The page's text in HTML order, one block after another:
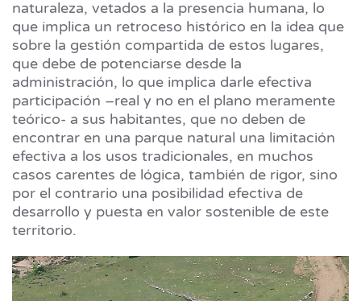
naturaleza, vetados a la presencia humana, lo
que implica un retroceso histórico en la idea que
sobre la gestión compartida de estos lugares,
que debe de potenciarse desde la
administración, lo que implica darle efectiva
participación –real y no en el plano meramente
teórico- a sus habitantes, que no deben de
encontrar en una parque natural una limitación
efectiva a los usos tradicionales, en muchos
casos carentes de lógica, también de rigor, sino
por el contrario una posibilidad efectiva de
desarrollo y puesta en valor sostenible de este
territorio.